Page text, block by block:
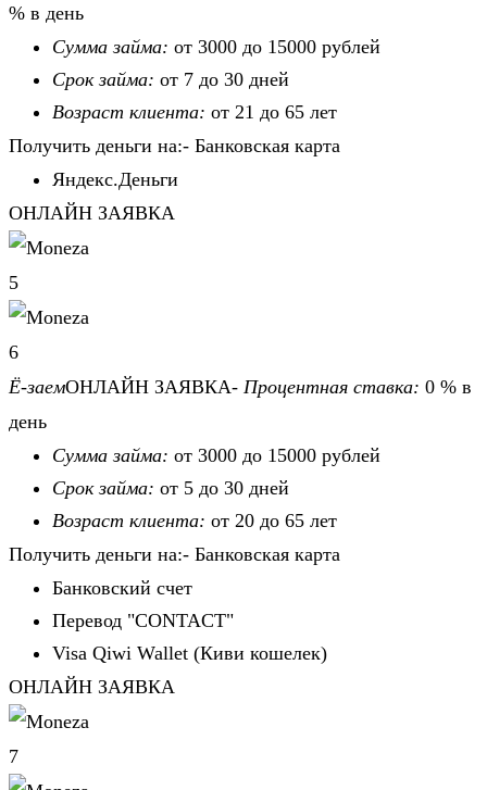
% в день
Сумма займа: от 3000 до 15000 рублей
Срок займа: от 7 до 30 дней
Возраст клиента: от 21 до 65 лет
Получить деньги на:- Банковская карта
Яндекс.Деньги
ОНЛАЙН ЗАЯВКА
5
6
Ё-заемОНЛАЙН ЗАЯВКА- Процентная ставка: 0 % в
день
Сумма займа: от 3000 до 15000 рублей
Срок займа: от 5 до 30 дней
Возраст клиента: от 20 до 65 лет
Получить деньги на:- Банковская карта
Банковский счет
Перевод "CONTACT"
Visa Qiwi Wallet (Киви кошелек)
ОНЛАЙН ЗАЯВКА
7